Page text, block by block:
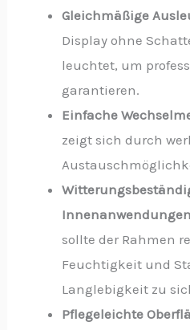
Gleichmäßige
Display ohne
leuchtet, um
garantieren.
Einfache
zeigt sich durch
sollte der Rahmen
Feuchtigkeit und
Langlebigkeit zu
Pflegeleichte